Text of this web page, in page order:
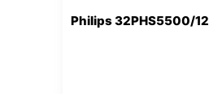
Philips 32PHS5500/12